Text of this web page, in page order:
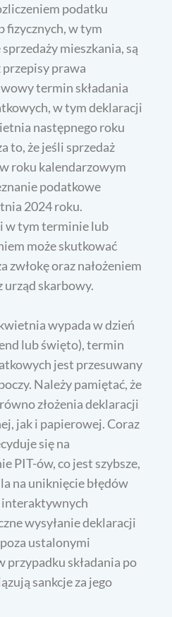
podatku
fizycznych, w tym
mieszkania, są
prawa
termin składania
w tym deklaracji
następnego roku
to, że jeśli sprzedaż
roku kalendarzowym
podatkowe
2024 roku.
w tym terminie lub
może skutkować
zwłokę oraz nałożeniem
urząd skarbowy.
wypada w dzień
lub święto), termin
jest przesuwany
Należy pamiętać, że
złożenia deklaracji
jak i papierowej. Coraz
się na
PIT-ów, co jest szybsze,
na uniknięcie błędów
interaktywnych
wysyłanie deklaracji
ustalonymi
przypadku składania po
sankcje za jego